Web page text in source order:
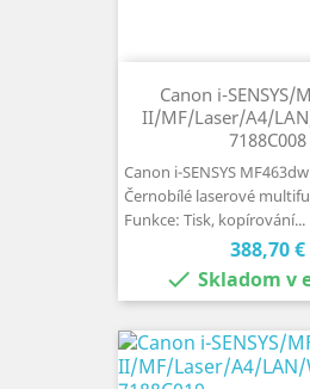
Canon i-SENSYS/
II/MF/Laser/A4/
7188C008
Canon i-SENSYS
Černobílé laserové
Funkce: Tisk, kopírování...
Cena
388,70 €
 Skladom v